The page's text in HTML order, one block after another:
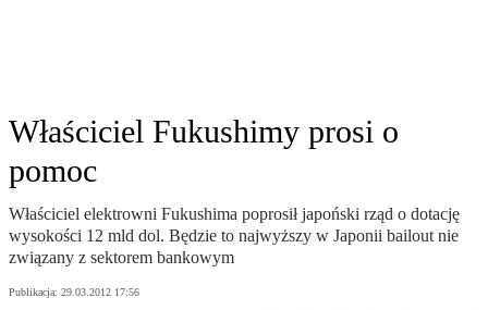
Właściciel Fukushimy prosi o
pomoc
Właściciel elektrowni Fukushima poprosił japoński rząd o dotację
wysokości 12 mld dol. Będzie to najwyższy w Japonii bailout nie
związany z sektorem bankowym
Publikacja: 29.03.2012 17:56